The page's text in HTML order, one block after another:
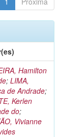
Hamilton
; LIMA,
de Andrade;
Kerlen
do;
Vivianne